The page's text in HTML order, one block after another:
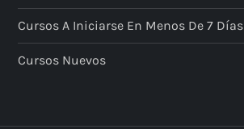
Cursos A Iniciarse En Menos De 7 Días
Cursos Nuevos